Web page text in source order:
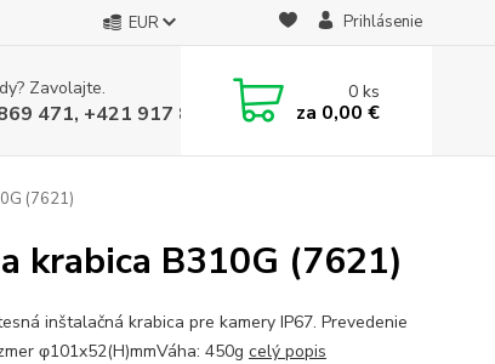
EUR Prihlásenie
Zavolajte.
471, +421 917 817 905
0ks
za 0,00 €
(7621)
krabica B310G (7621)
inštalačná krabica pre kamery IP67. Prevedenie
φ101x52(H)mmVáha: 450g celý popis